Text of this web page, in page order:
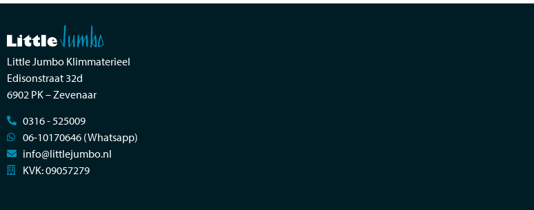
Little Jumbo Klimmaterieel
Edisonstraat 32d
6902 PK – Zevenaar
0316 - 525009
06-10170646 (Whatsapp)
info@littlejumbo.nl
KVK: 09057279